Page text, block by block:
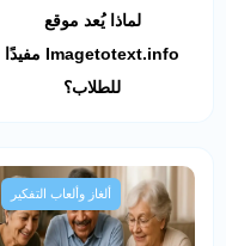
لماذا يُعد موقع
Imagetotext.info مفيدًا
للطلاب؟
ألغاز وألعاب التفكير